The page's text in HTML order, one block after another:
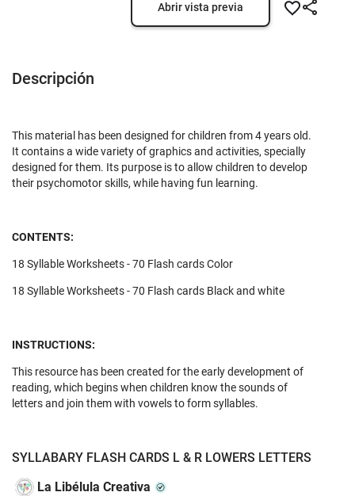
Abrir vista previa
Descripción
This material has been designed for children from 4 years old.
It contains a wide variety of graphics and activities, specially
designed for them. Its purpose is to allow children to develop
their psychomotor skills, while having fun learning.
CONTENTS:
18 Syllable Worksheets - 70 Flash cards Color
18 Syllable Worksheets - 70 Flash cards Black and white
INSTRUCTIONS:
This resource has been created for the early development of
reading, which begins when children know the sounds of
letters and join them with vowels to form syllables.
SYLLABARY FLASH CARDS L & R LOWERS LETTERS
La Libélula Creativa